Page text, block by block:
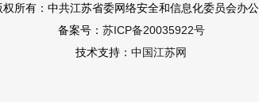
权所有：中共江苏省委网络安全和信息化委员会办
备案号： 苏ICP备20035922号
技术支持： 中国江苏网